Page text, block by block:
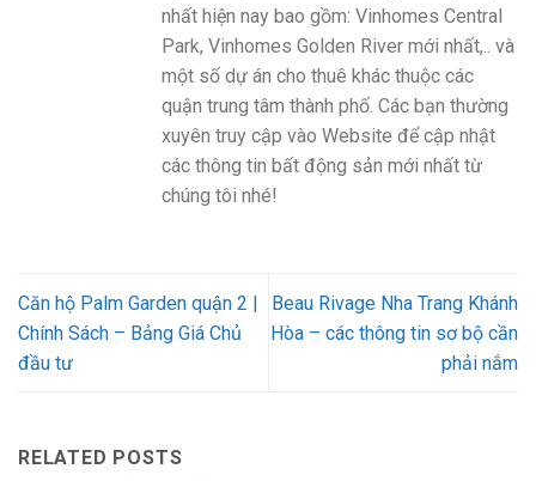
nhất hiện nay bao gồm: Vinhomes Central
Park, Vinhomes Golden River mới nhất,.. và
một số dự án cho thuê khác thuộc các
quận trung tâm thành phố. Các bạn thường
xuyên truy cập vào Website để cập nhật
các thông tin bất động sản mới nhất từ
chúng tôi nhé!
Căn hộ Palm Garden quận 2 |
Chính Sách – Bảng Giá Chủ
đầu tư
Beau Rivage Nha Trang Khánh
Hòa – các thông tin sơ bộ cần
phải nắm
RELATED POSTS